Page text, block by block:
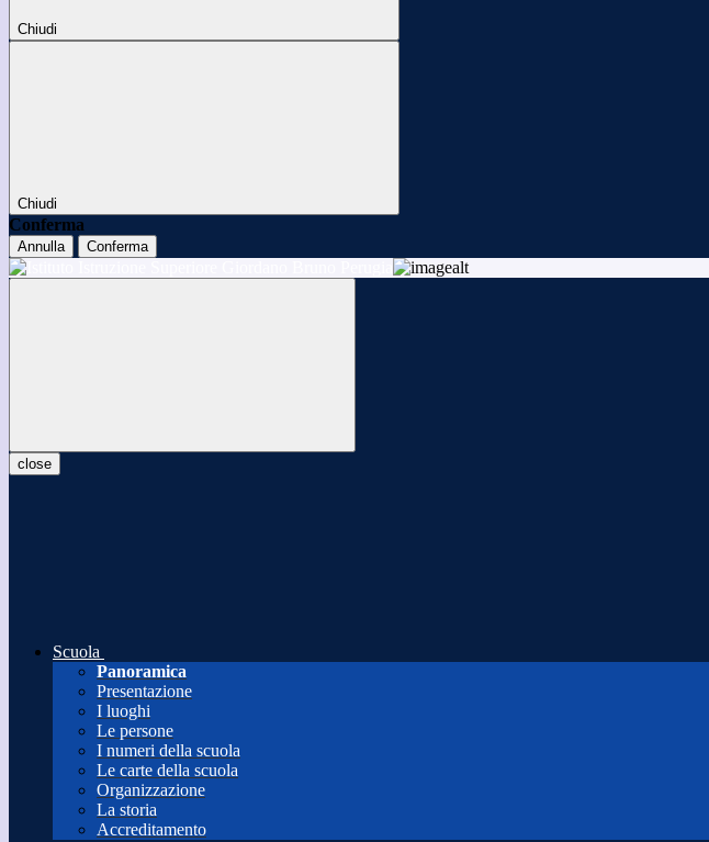
Chiudi
Chiudi
Conferma
Annulla Conferma
close
Scuola
Panoramica
Presentazione
I luoghi
Le persone
I numeri della scuola
Le carte della scuola
Organizzazione
La storia
Accreditamento